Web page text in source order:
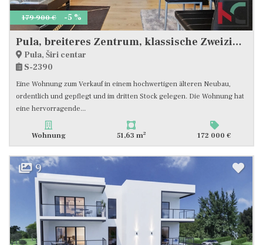
179 900 € -5 %
Pula, breiteres Zentrum, klassische Zweizimmerwohnung 52 m2 in toller Lage
Pula, Širi centar
S-2390
Eine Wohnung zum Verkauf in einem hochwertigen älteren Neubau,
ordentlich und gepflegt und im dritten Stock gelegen. Die Wohnung hat
eine hervorragende...
Wohnung 51,63 m2 172 000 €
9